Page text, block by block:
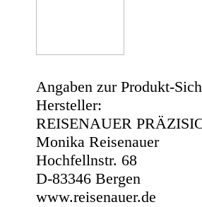
Angaben zur Produkt-
Hersteller:
REISENAUER
Monika Reisenauer
Hochfellnstr. 68
D-83346 Bergen
www.reisenauer.de